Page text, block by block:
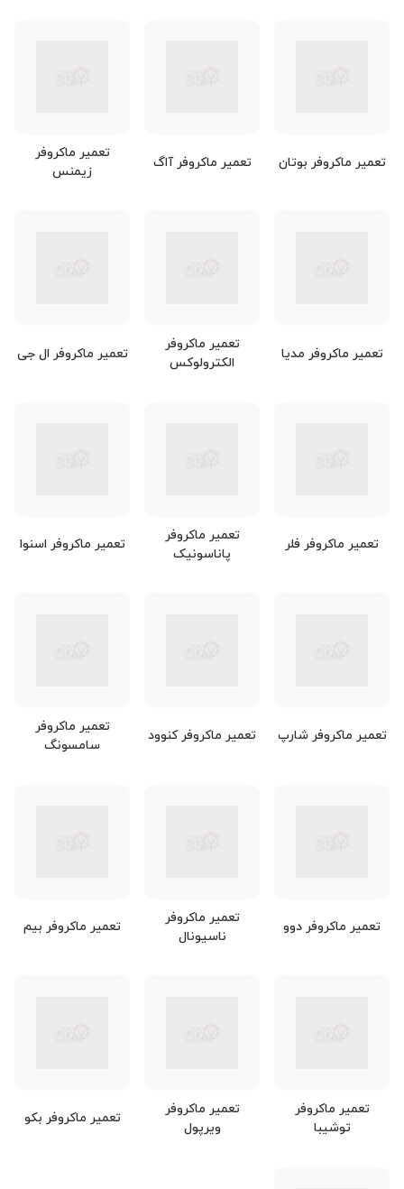
تعمیر ماکروفر بوتان تعمیر ماکروفر آاگ
تعمیر ماکروفر
زیمنس
تعمیر ماکروفر مدیا
تعمیر ماکروفر
الکترولوکس
تعمیر ماکروفر ال جی
تعمیر ماکروفر فلر
تعمیر ماکروفر
پاناسونیک
تعمیر ماکروفر اسنوا
تعمیر ماکروفر شارپ تعمیر ماکروفر کنوود
تعمیر ماکروفر
سامسونگ
تعمیر ماکروفر دوو
تعمیر ماکروفر
ناسیونال
تعمیر ماکروفر بیم
تعمیر ماکروفر
توشیبا
تعمیر ماکروفر
ویرپول
تعمیر ماکروفر بکو